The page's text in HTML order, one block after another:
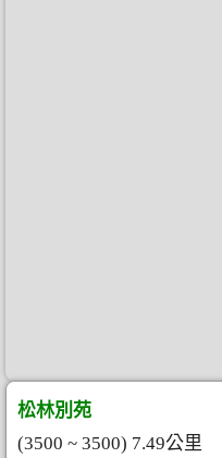
松林別苑
(3500 ~ 3500) 7.49公里